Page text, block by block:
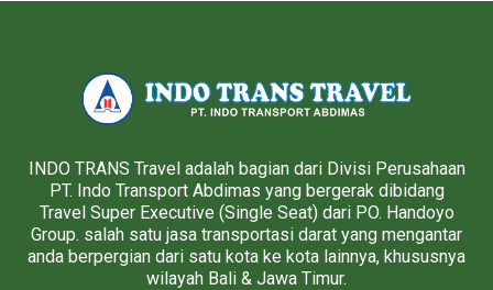
INDO TRANS Travel adalah bagian dari Divisi Perusahaan
PT. Indo Transport Abdimas yang bergerak dibidang
Travel Super Executive (Single Seat) dari PO. Handoyo
Group. salah satu jasa transportasi darat yang mengantar
anda berpergian dari satu kota ke kota lainnya, khususnya
wilayah Bali & Jawa Timur.